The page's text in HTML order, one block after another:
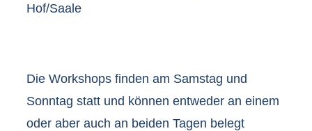
Hof/Saale
Die Workshops finden am Samstag und
Sonntag statt und können entweder an einem
oder aber auch an beiden Tagen belegt